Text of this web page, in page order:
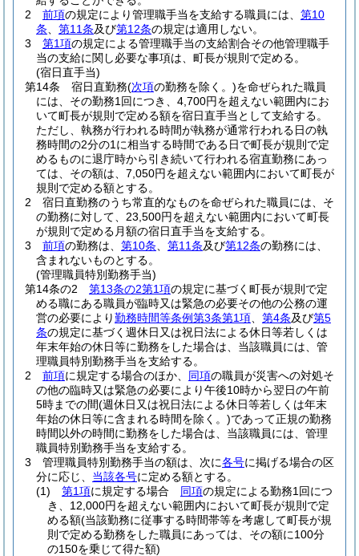
2
前項の規定により管理職手当を支給する職員には、 第10
条
第11条及び第12条の規定は適用しない。
3
第1項の規定による管理職手当の支給割合その他管理職手
当の支給に関し必要な事項は、町長が規則で定める。
(宿日直手当)
第14条
宿日直勤務(次項の勤務を除く。)を命ぜられた職員
には、その勤務1回につき、4,700円を超えない範囲内にお
いて町長が規則で定める額を宿日直手当として支給する。
ただし、執務が行われる時間が執務が通常行われる日の執
務時間の2分の1に相当する時間である日で町長が規則で定
めるものに退庁時から引き続いて行われる宿直勤務にあっ
ては、その額は、7,050円を超えない範囲内において町長が
規則で定める額とする。
2
宿日直勤務のうち常直的なものを命ぜられた職員には、そ
の勤務に対して、23,500円を超えない範囲内において町長
が規則で定める月額の宿日直手当を支給する。
3
前項の勤務は、 第10条 第11条及び第12条の勤務には、
含まれないものとする。
(管理職員特別勤務手当)
第14条の2
第13条の2第1項の規定に基づく町長が規則で定
める職にある職員が臨時又は緊急の必要その他の公務の運
営の必要により勤務時間等条例第3条第1項 第4条及び第5
条の規定に基づく週休日又は祝日法による休日等若しくは
年末年始の休日等に勤務をした場合は、当該職員には、管
理職員特別勤務手当を支給する。
2
前項に規定する場合のほか、 同項の職員が災害への対処そ
の他の臨時又は緊急の必要により午後10時から翌日の午前
5時までの間(週休日又は祝日法による休日等若しくは年末
年始の休日等に含まれる時間を除く。)であって正規の勤務
時間以外の時間に勤務をした場合は、当該職員には、管理
職員特別勤務手当を支給する。
3
管理職員特別勤務手当の額は、次に各号に掲げる場合の区
分に応じ、 当該各号に定める額とする。
(1)
第1項に規定する場合 同項の規定による勤務1回につ
き、12,000円を超えない範囲内において町長が規則で定
める額(当該勤務に従事する時間帯等を考慮して町長が規
則で定める勤務をした職員にあっては、その額に100分
の150を乗じて得た額)